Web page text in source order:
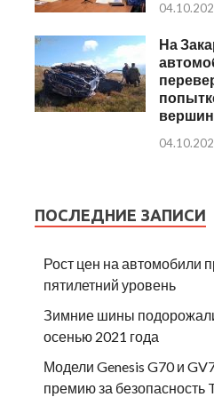
На
ПОСЛЕДНИЕ ЗАПИСИ
Рост цен на автомобили
пятилетний уровень
Зимние шины
осенью 2021 года
Модели Genesis G70 и
премию за безопасность